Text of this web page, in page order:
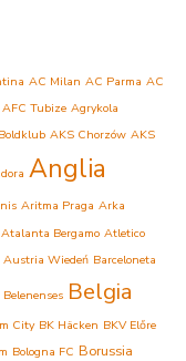
AC Milan AC Parma AC
AFC Tubize Agrykola
AKS Chorzów AKS
Anglia
Aritma Praga Arka
Atalanta Bergamo Atletico
Austria Wiedeń Barceloneta
Belenenses Belgia
City BK Häcken BKV Előre
Bologna FC Borussia